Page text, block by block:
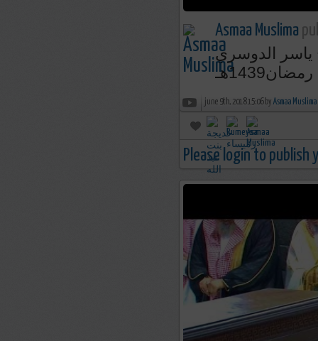
Asmaa Muslima
ياسر الدوسري
june 9th, 2018 15:06 by Asmaa Muslima
Please login to publish